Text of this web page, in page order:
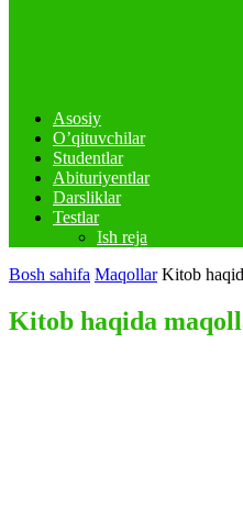
Asosiy
O’qituvchilar
Studentlar
Abituriyentlar
Darsliklar
Testlar
Ish reja
Bosh sahifa Maqollar Kitob
Kitob haqida